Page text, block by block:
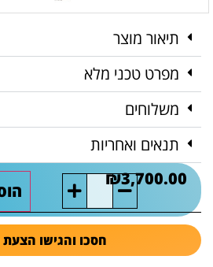
תיאור מוצר
מפרט טכני מלא
משלוחים
תנאים ואחריות
₪3,700.00
חסכו והגישו